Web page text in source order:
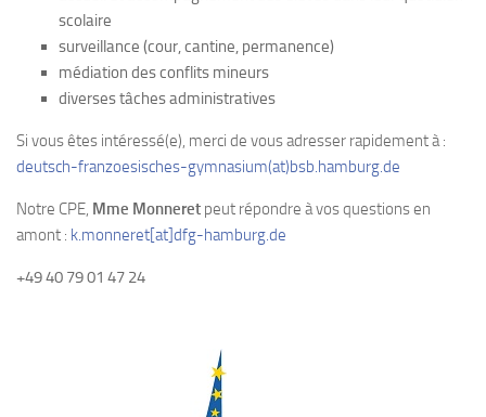
scolaire
surveillance (cour, cantine, permanence)
médiation des conflits mineurs
diverses tâches administratives
Si vous êtes intéressé(e), merci de vous adresser rapidement à :
deutsch-franzoesisches-gymnasium(at)bsb.hamburg.de
Notre CPE, Mme Monneret peut répondre à vos questions en
amont : k.monneret[at]dfg-hamburg.de
+49 40 79 01 47 24